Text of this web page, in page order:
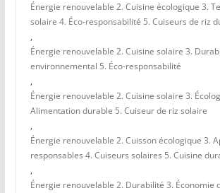
Énergie renouvelable 2. Cuisine écologique 3.
solaire 4. Éco-responsabilité 5. Cuiseurs de riz
,
Énergie renouvelable 2. Cuisine solaire 3.
environnemental 5. Éco-responsabilité
,
Énergie renouvelable 2. Cuisine solaire 3.
Alimentation durable 5. Cuiseur de riz solaire
,
Énergie renouvelable 2. Cuisson écologique 3.
responsables 4. Cuiseurs solaires 5. Cuisine
,
Énergie renouvelable 2. Durabilité 3. Économie